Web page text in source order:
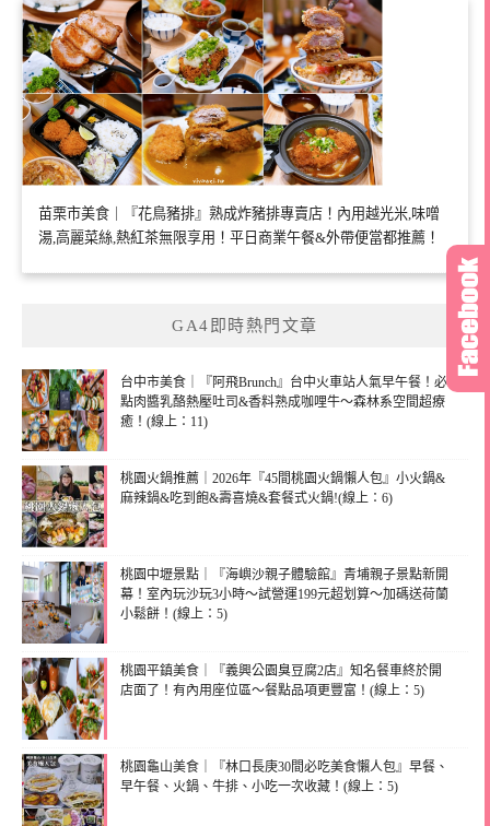
苗栗市美食｜『花鳥豬排』熟成炸豬排專賣店！內用越光米,味噌
湯,高麗菜絲,熱紅茶無限享用！平日商業午餐&外帶便當都推薦！
GA4即時熱門文章
台中市美食｜『阿飛Brunch』台中火車站人氣早午餐！必
點肉醬乳酪熱壓吐司&香料熟成咖哩牛～森林系空間超療
癒！(線上：11)
桃園火鍋推薦｜2026年『45間桃園火鍋懶人包』小火鍋&
麻辣鍋&吃到飽&壽喜燒&套餐式火鍋!(線上：6)
桃園中壢景點｜『海嶼沙親子體驗館』青埔親子景點新開
幕！室內玩沙玩3小時～試營運199元超划算～加碼送荷蘭
小鬆餅！(線上：5)
桃園平鎮美食｜『義興公園臭豆腐2店』知名餐車終於開
店面了！有內用座位區～餐點品項更豐富！(線上：5)
桃園龜山美食｜『林口長庚30間必吃美食懶人包』早餐、
早午餐、火鍋、牛排、小吃一次收藏！(線上：5)